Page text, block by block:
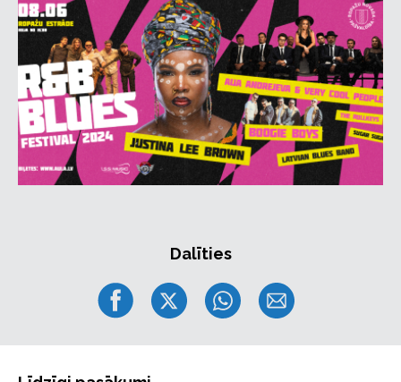
‘Vudstokas renesanse’, kā arī pašmāju blūza zvaigznes
- Latvian Blues Band un Blues/Funky/Soul meistari
“SUGAR SUGAR”. Festivāla programmu atklās jaunie
Latvijas Blūza talanti “The Rollkeys”.
Amerikāņu auto cienītājiem - sadarbībā ar “Amerikāņu
auto klubs” no plkst.15:00 Festivāla teritorijā
norisināsies ASV auto izstāde, kurā ikvienam festivāla
apmeklētājam būs iespēja aplūkot īpašos spēkratus.
Festivāla norises teritorijā darbosies bērnu atrakciju
jaunākajiem festivāla apmaklētājiem. Kā arī
dzērienus no festivāla sadarbības partneriem. Sīkāka
informācija par aktivitātēm tiks izsludināta tuvojoties
Dalīties